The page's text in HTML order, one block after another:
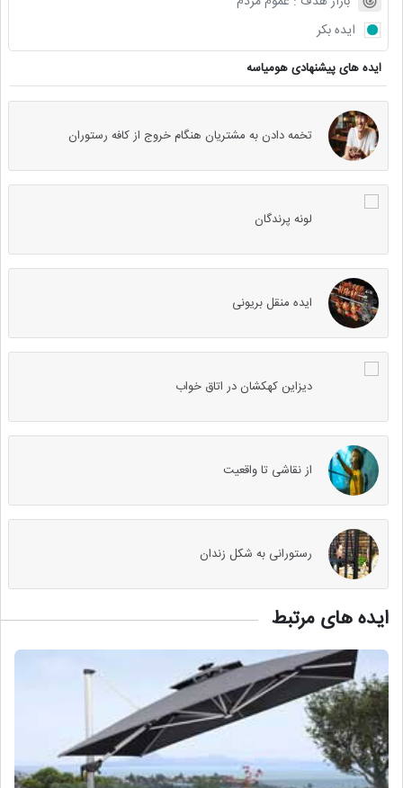
ایده بکر
ایده های پیشنهادی هومیاسه
تخمه دادن به مشتریان هنگام خروج از کافه رستوران
لونه پرندگان
ایده منقل بریونی
دیزاین کهکشان در اتاق خواب
از نقاشی تا واقعیت
رستورانی به شکل زندان
ایده های مرتبط